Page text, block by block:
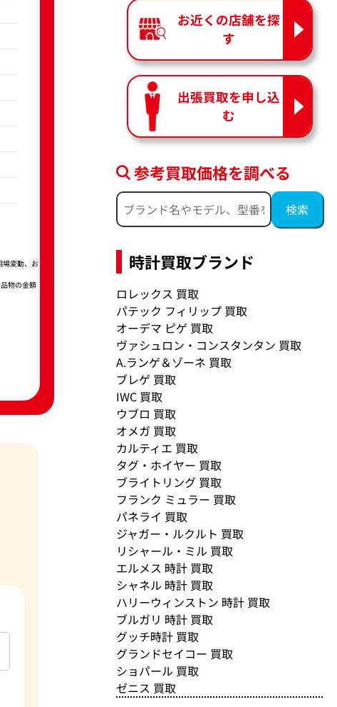
場変動、お
物の金額
お近くの店舗を探
す
出張買取を申し込
む
参考買取価格を調べる
時計買取ブランド
ロレックス 買取
パテック フィリップ 買取
オーデマ ピゲ 買取
ヴァシュロン・コンスタンタン 買取
A.ランゲ＆ゾーネ 買取
ブレゲ 買取
IWC 買取
ウブロ 買取
オメガ 買取
カルティエ 買取
タグ・ホイヤー 買取
ブライトリング 買取
フランク ミュラー 買取
パネライ 買取
ジャガー・ルクルト 買取
リシャール・ミル 買取
エルメス 時計 買取
シャネル 時計 買取
ハリーウィンストン 時計 買取
ブルガリ 時計 買取
グッチ時計 買取
グランドセイコー 買取
ショパール 買取
ゼニス 買取